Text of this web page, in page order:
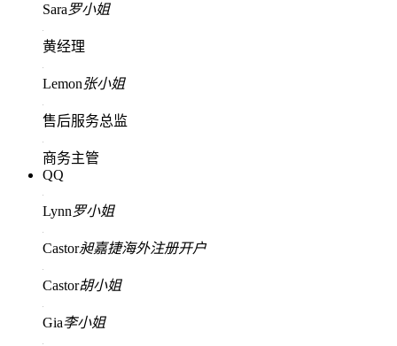
Sara罗小姐
黄经理
Lemon张小姐
售后服务总监
商务主管
QQ
Lynn罗小姐
Castor昶嘉捷海外注册开户
Castor胡小姐
Gia李小姐